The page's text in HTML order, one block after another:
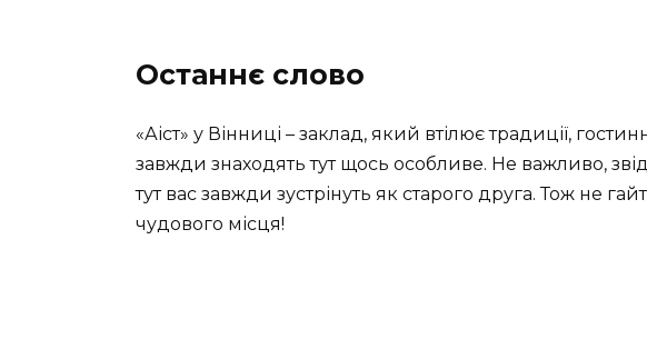
Останнє слово
«Аіст» у Вінниці – заклад, який втілює традиції,
завжди знаходять тут щось особливе. Не важливо,
тут вас завжди зустрінуть як старого друга. Тож не
чудового місця!